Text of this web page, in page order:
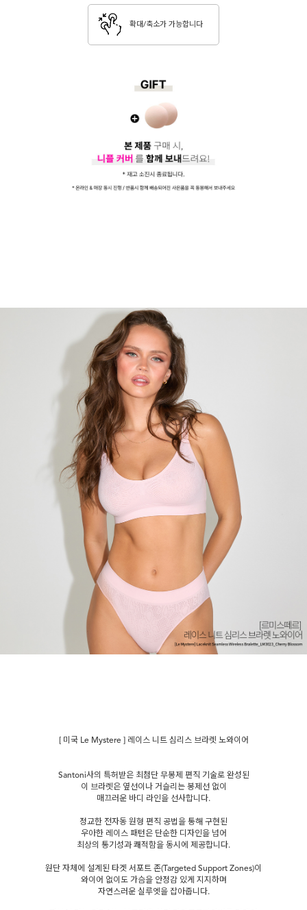
확대/축소가 가능합니다
[ 미국 Le Mystere ] 레이스 니트 심리스 브라렛 노와이어
Santoni사의 특허받은 최첨단 무봉제 편직 기술로 완성된
이 브라렛은 옆선이나 거슬리는 봉제선 없이
매끄러운 바디 라인을 선사합니다.
정교한 전자동 원형 편직 공법을 통해 구현된
우아한 레이스 패턴은 단순한 디자인을 넘어
최상의 통기성과 쾌적함을 동시에 제공합니다.
원단 자체에 설계된 타겟 서포트 존(Targeted Support Zones)이
와이어 없이도 가슴을 안정감 있게 지지하며
자연스러운 실루엣을 잡아줍니다.